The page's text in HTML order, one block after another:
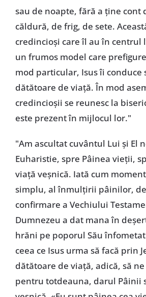
sau de noapte, fără a ține cont
căldură, de frig, de sete.
credincioși care îl au în centrul
un frumos model care
mod particular, Isus îi conduce
dătătoare de viață. În mod
credincioșii se reunesc la
este prezent în mijlocul lor."
"Am ascultat cuvântul Lui și El
Euharistie, spre Pâinea vieții,
viață veșnică. Iată cum
simplu, al înmulțirii pâinilor,
confirmare a Vechiului
Dumnezeu a dat mana în
hrăni pe poporul Său
ceea ce Isus urma să facă prin
dătătoare de viață, adică, să
pentru totdeauna, darul Pâinii